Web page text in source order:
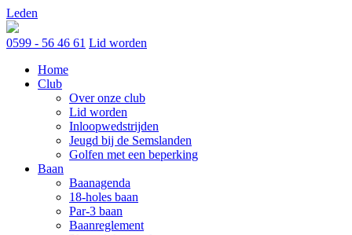
Skip
to
content
Leden
0599 - 56 46 61 Lid worden
Home
Club
Over onze club
Lid worden
Inloopwedstrijden
Jeugd bij de Semslanden
Golfen met een beperking
Baan
Baanagenda
18-holes baan
Par-3 baan
Baanreglement